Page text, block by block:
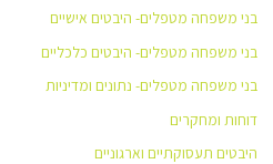
בני משפחה מטפלים- היבטים אישיים
בני משפחה מטפלים- היבטים כלכליים
בני משפחה מטפלים- נתונים ומדיניות
דוחות ומחקרים
היבטים תעסוקתיים וארגוניים